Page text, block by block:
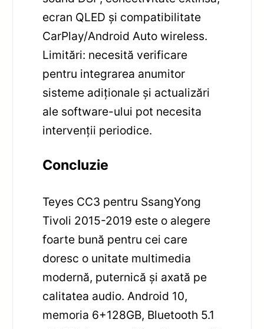
ecran QLED și compatibilitate
CarPlay/Android Auto wireless.
Limitări: necesită verificare
pentru integrarea anumitor
sisteme adiționale și actualizări
ale software-ului pot necesita
intervenții periodice.
Concluzie
Teyes CC3 pentru SsangYong
Tivoli 2015-2019 este o alegere
foarte bună pentru cei care
doresc o unitate multimedia
modernă, puternică și axată pe
calitatea audio. Android 10,
memoria 6+128GB, Bluetooth 5.1